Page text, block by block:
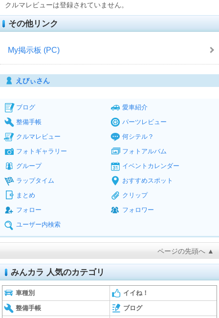
クルマレビューは登録されていません。
その他リンク
My掲示板 (PC)
えびぃさん
ブログ
愛車紹介
整備手帳
パーツレビュー
クルマレビュー
何シテル？
フォトギャラリー
フォトアルバム
グループ
イベントカレンダー
ラップタイム
おすすめスポット
まとめ
クリップ
フォロー
フォロワー
ユーザー内検索
ページの先頭へ ▲
みんカラ 人気のカテゴリ
車種別 イイね！
整備手帳 ブログ